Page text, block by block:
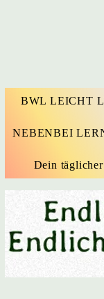
BWL LEICHT
NEBENBEI
Dein